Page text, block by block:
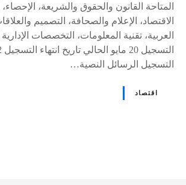
المتاحة القانون والحقوق والشريعة،
الاقتصاد، الإعلام والصحافة، التصميم
العربية، تقنية المعلومات، التخصصات
التسجيل الرسائل النصية…
اقتصاد